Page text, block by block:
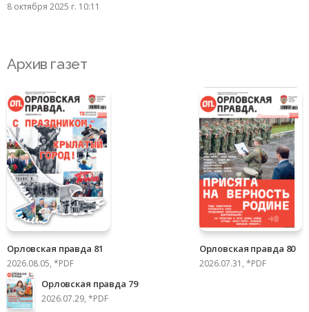
8 октября 2025 г. 10:11
Архив газет
Орловская правда 81
2026.08.05, *PDF
Орловская правда 80
2026.07.31, *PDF
Орловская правда 79
2026.07.29, *PDF